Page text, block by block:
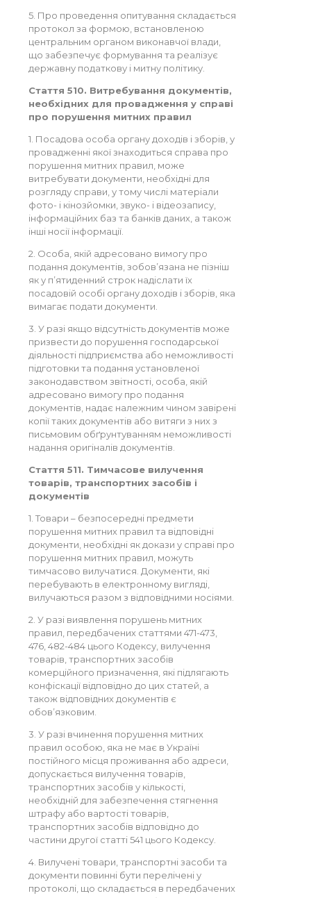
5. Про проведення опитування складається
протокол за формою, встановленою
центральним органом виконавчої влади,
що забезпечує формування та реалізує
державну податкову і митну політику.
Стаття 510. Витребування документів,
необхідних для провадження у справі
про порушення митних правил
1. Посадова особа органу доходів і зборів, у
провадженні якої знаходиться справа про
порушення митних правил, може
витребувати документи, необхідні для
розгляду справи, у тому числі матеріали
фото- і кінозйомки, звуко- і відеозапису,
інформаційних баз та банків даних, а також
інші носії інформації.
2. Особа, якій адресовано вимогу про
подання документів, зобов’язана не пізніш
як у п’ятиденний строк надіслати їх
посадовій особі органу доходів і зборів, яка
вимагає подати документи.
3. У разі якщо відсутність документів може
призвести до порушення господарської
діяльності підприємства або неможливості
підготовки та подання установленої
законодавством звітності, особа, якій
адресовано вимогу про подання
документів, надає належним чином завірені
копії таких документів або витяги з них з
письмовим обґрунтуванням неможливості
надання оригіналів документів.
Стаття 511. Тимчасове вилучення
товарів, транспортних засобів і
документів
1. Товари – безпосередні предмети
порушення митних правил та відповідні
документи, необхідні як докази у справі про
порушення митних правил, можуть
тимчасово вилучатися. Документи, які
перебувають в електронному вигляді,
вилучаються разом з відповідними носіями.
2. У разі виявлення порушень митних
правил, передбачених статтями 471-473,
476, 482-484 цього Кодексу, вилучення
товарів, транспортних засобів
комерційного призначення, які підлягають
конфіскації відповідно до цих статей, а
також відповідних документів є
обов’язковим.
3. У разі вчинення порушення митних
правил особою, яка не має в Україні
постійного місця проживання або адреси,
допускається вилучення товарів,
транспортних засобів у кількості,
необхідній для забезпечення стягнення
штрафу або вартості товарів,
транспортних засобів відповідно до
частини другої статті 541 цього Кодексу.
4. Вилучені товари, транспортні засоби та
документи повинні бути перелічені у
протоколі, що складається в передбачених